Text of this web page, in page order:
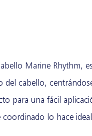
Marine Rhythm,
cabello,
para una fácil
coordinado lo hace